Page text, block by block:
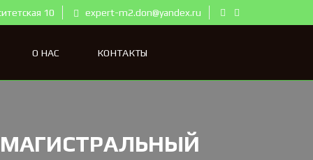
10 expert-m2.don@yandex.ru
О НАС КОНТАКТЫ